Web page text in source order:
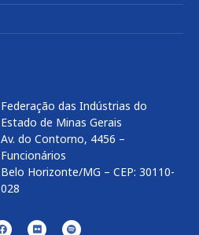
Federação das Indústrias do
Estado de Minas Gerais
Av. do Contorno, 4456 –
Funcionários
Belo Horizonte/MG – CEP: 30110-
028